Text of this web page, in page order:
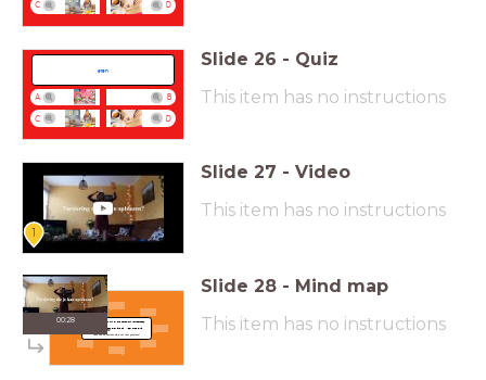
C D
eten
A B
C D
Slide 26 - Quiz
This item has no instructions
1
Slide 27 - Video
This item has no instructions
00:28
Slide 28 - Mind map
This item has no instructions